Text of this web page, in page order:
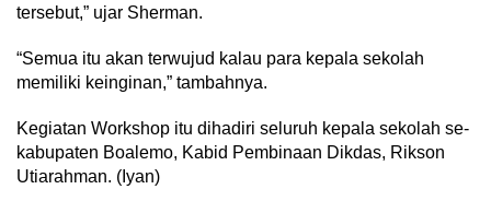
tersebut,” ujar Sherman.
“Semua itu akan terwujud kalau para kepala sekolah
memiliki keinginan,” tambahnya.
Kegiatan Workshop itu dihadiri seluruh kepala sekolah se-
kabupaten Boalemo, Kabid Pembinaan Dikdas, Rikson
Utiarahman. (Iyan)